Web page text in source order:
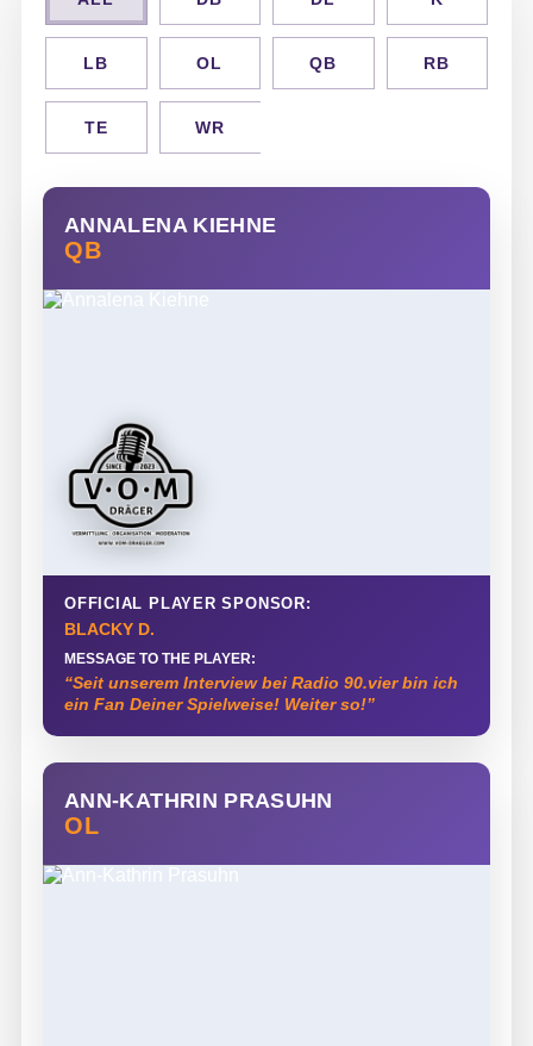
LB OL QB RB
TE WR
ANNALENA KIEHNE
QB
OFFICIAL PLAYER SPONSOR:
BLACKY D.
MESSAGE TO THE PLAYER:
“Seit unserem Interview bei Radio 90.vier bin ich
ein Fan Deiner Spielweise! Weiter so!”
ANN-KATHRIN PRASUHN
OL